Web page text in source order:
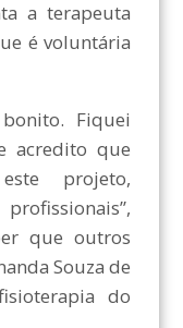
a terapeuta
é voluntária
Fiquei
acredito que
projeto,
que outros
Souza de
do